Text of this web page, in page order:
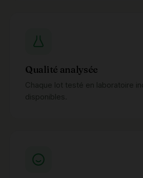
Qualité analysée
Chaque lot testé en laboratoire
disponibles.